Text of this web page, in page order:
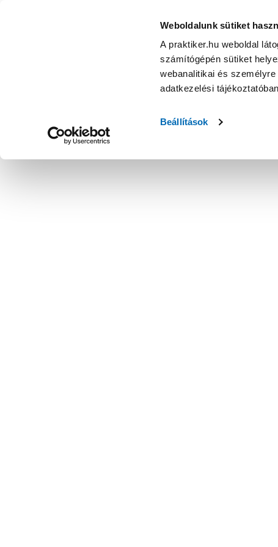
Weboldalunk sütiket
A praktiker.hu weboldal
számítógépén sütiket
webanalitikai és
adatkezelési
Beállítások